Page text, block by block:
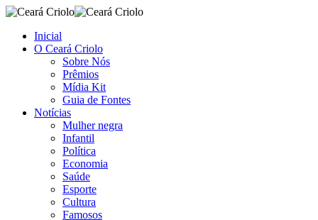
Inicial
O Ceará Criolo
Sobre Nós
Prêmios
Mídia Kit
Guia de Fontes
Notícias
Mulher negra
Infantil
Política
Economia
Saúde
Esporte
Cultura
Famosos